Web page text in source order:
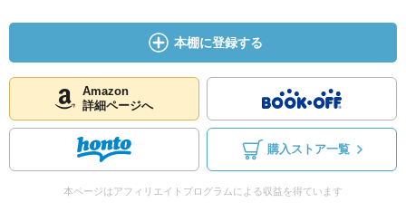
本棚に登録する
Amazon
詳細ページへ
購入ストア一覧
本ページはアフィリエイトプログラムによる収益を得ています